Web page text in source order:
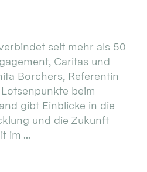
seit mehr als 50
Caritas und
Borchers, Referentin
beim
gibt Einblicke in die
und die Zukunft
im ...